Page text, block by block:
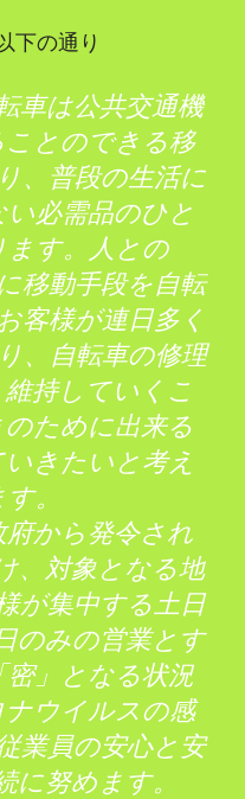
下の通り
車は公共交通機
とのできる移
、普段の生活に
必需品のひと
す。人との
移動手段を自転
客様が連日多く
、自転車の修理
持していくこ
ために出来る
きたいと考え
。
から発令され
、対象となる地
が集中する土日
のみの営業とす
」となる状況
ウイルスの感
業員の安心と安
に努めます。